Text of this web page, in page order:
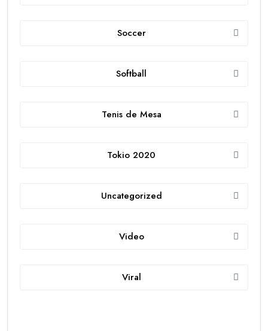
Soccer
Softball
Tenis de Mesa
Tokio 2020
Uncategorized
Video
Viral